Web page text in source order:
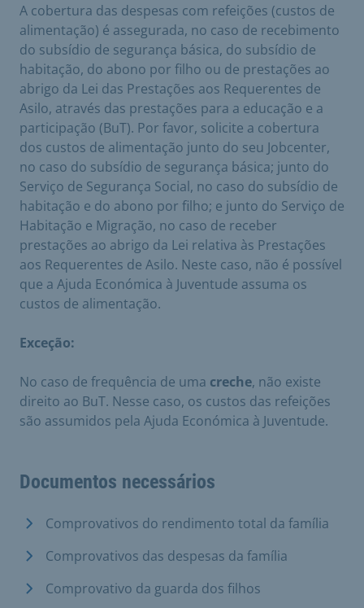
A cobertura das despesas com refeições (custos de
alimentação) é assegurada, no caso de recebimento
do subsídio de segurança básica, do subsídio de
habitação, do abono por filho ou de prestações ao
abrigo da Lei das Prestações aos Requerentes de
Asilo, através das prestações para a educação e a
participação (BuT). Por favor, solicite a cobertura
dos custos de alimentação junto do seu Jobcenter,
no caso do subsídio de segurança básica; junto do
Serviço de Segurança Social, no caso do subsídio de
habitação e do abono por filho; e junto do Serviço de
Habitação e Migração, no caso de receber
prestações ao abrigo da Lei relativa às Prestações
aos Requerentes de Asilo. Neste caso, não é possível
que a Ajuda Económica à Juventude assuma os
custos de alimentação.
Exceção:
No caso de frequência de uma creche, não existe
direito ao BuT. Nesse caso, os custos das refeições
são assumidos pela Ajuda Económica à Juventude.
Documentos necessários
Comprovativos do rendimento total da família
Comprovativos das despesas da família
Comprovativo da guarda dos filhos